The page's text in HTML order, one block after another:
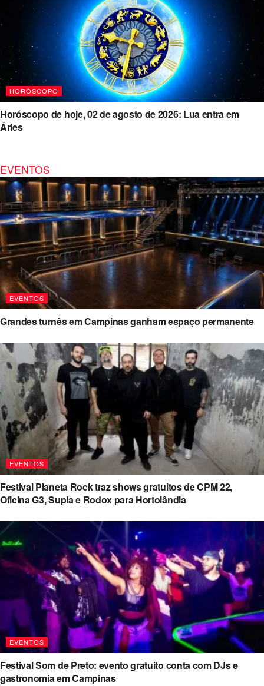
HORÓSCOPO
Horóscopo de hoje, 02 de agosto de 2026: Lua entra em
Áries
EVENTOS
EVENTOS
Grandes turnês em Campinas ganham espaço permanente
EVENTOS
Festival Planeta Rock traz shows gratuitos de CPM 22,
Oficina G3, Supla e Rodox para Hortolândia
EVENTOS
Festival Som de Preto: evento gratuito conta com DJs e
gastronomia em Campinas